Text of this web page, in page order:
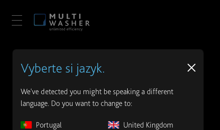
Vyberte si jazyk.
We've detected you might be speaking a different
language. Do you want to change to:
Portugal United Kingdom